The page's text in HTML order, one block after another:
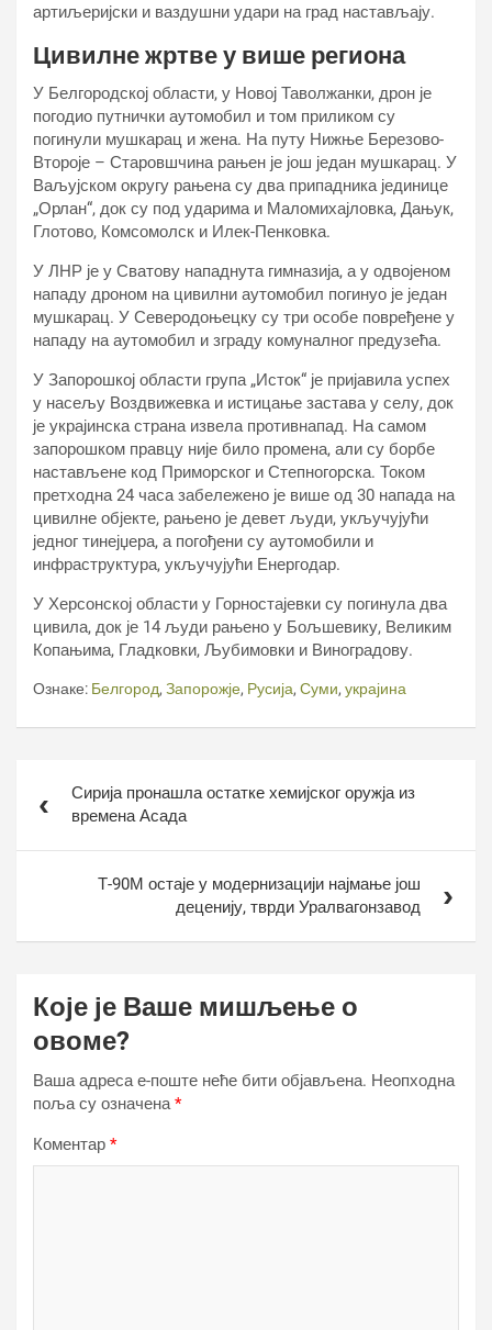
артиљеријски и ваздушни удари на град настављају.
Цивилне жртве у више региона
У Белгородској области, у Новој Таволжанки, дрон је
погодио путнички аутомобил и том приликом су
погинули мушкарац и жена. На путу Нижње Березово-
Второје – Старовшчина рањен је још један мушкарац. У
Ваљујском округу рањена су два припадника јединице
„Орлан“, док су под ударима и Маломихајловка, Дањук,
Глотово, Комсомолск и Илек-Пенковка.
У ЛНР је у Сватову нападнута гимназија, а у одвојеном
нападу дроном на цивилни аутомобил погинуо је један
мушкарац. У Северодоњецку су три особе повређене у
нападу на аутомобил и зграду комуналног предузећа.
У Запорошкој области група „Исток“ је пријавила успех
у насељу Воздвижевка и истицање застава у селу, док
је украјинска страна извела противнапад. На самом
запорошком правцу није било промена, али су борбе
настављене код Приморског и Степногорска. Током
претходна 24 часа забележено је више од 30 напада на
цивилне објекте, рањено је девет људи, укључујући
једног тинејџера, а погођени су аутомобили и
инфраструктура, укључујући Енергодар.
У Херсонској области у Горностајевки су погинула два
цивила, док је 14 људи рањено у Бољшевику, Великим
Копањима, Гладковки, Љубимовки и Виноградову.
Ознаке: Белгород, Запорожје, Русија, Суми, украјина
чланкаСирија пронашла остатке хемијског оружја из
времена Асада
Т-90М остаје у модернизацији најмање још
деценију, тврди Уралвагонзавод
Које је Ваше мишљење о
овоме?
Ваша адреса е-поште неће бити објављена. Неопходна
поља су означена *
Коментар *